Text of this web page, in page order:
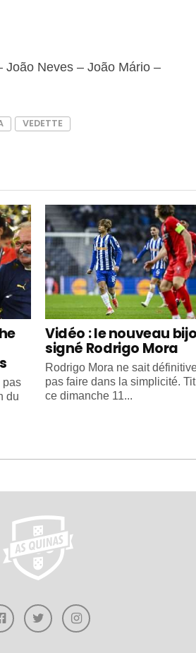
João Neves – João Mário –
VEDETTE
pas
du
Vidéo : le nouveau
signé Rodrigo Mora
Rodrigo Mora ne sait
pas faire dans la simplicité.
ce dimanche 11...